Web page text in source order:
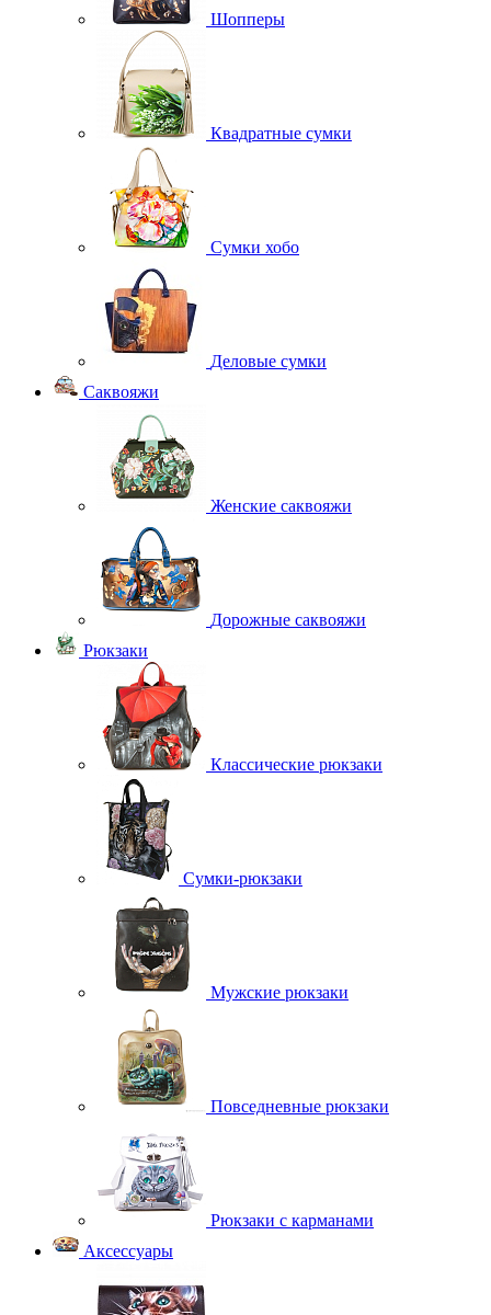
Шопперы
Квадратные сумки
Сумки хобо
Деловые сумки
Саквояжи
Женские саквояжи
Дорожные саквояжи
Рюкзаки
Классические рюкзаки
Сумки-рюкзаки
Мужские рюкзаки
Повседневные рюкзаки
Рюкзаки с карманами
Аксессуары